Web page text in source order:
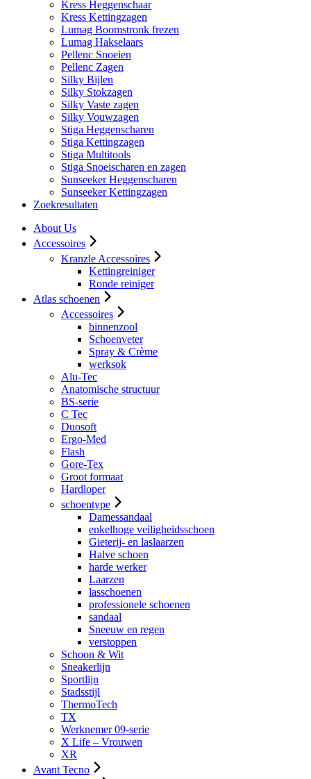
Kress Heggenschaar
Kress Kettingzagen
Lumag Boomstronk frezen
Lumag Hakselaars
Pellenc Snoeien
Pellenc Zagen
Silky Bijlen
Silky Stokzagen
Silky Vaste zagen
Silky Vouwzagen
Stiga Heggenscharen
Stiga Kettingzagen
Stiga Multitools
Stiga Snoeischaren en zagen
Sunseeker Heggenscharen
Sunseeker Kettingzagen
Zoekresultaten
About Us
Accessoires
Kranzle Accessoires
Kettingreiniger
Ronde reiniger
Atlas schoenen
Accessoires
binnenzool
Schoenveter
Spray & Crème
werksok
Alu-Tec
Anatomische structuur
BS-serie
C Tec
Duosoft
Ergo-Med
Flash
Gore-Tex
Groot formaat
Hardloper
schoentype
Damessandaal
enkelhoge veiligheidsschoen
Gieterij- en laslaarzen
Halve schoen
harde werker
Laarzen
lasschoenen
professionele schoenen
sandaal
Sneeuw en regen
verstoppen
Schoon & Wit
Sneakerlijn
Sportlijn
Stadsstijl
ThermoTech
TX
Werknemer 09-serie
X Life – Vrouwen
XR
Avant Tecno